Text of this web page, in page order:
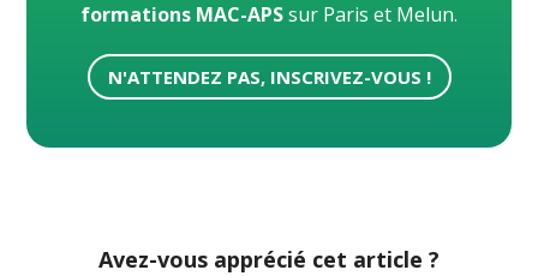
formations MAC-APSsur Paris et Melun.
N'ATTENDEZ PAS, INSCRIVEZ-VOUS !
Avez-vous apprécié cet article ?